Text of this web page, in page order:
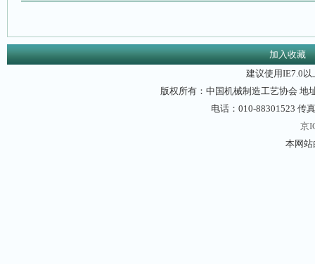
加入收藏
建议使用IE7.0
版权所有：中国机械制造工艺协会 地
电话：010-88301523 传
京
本网站